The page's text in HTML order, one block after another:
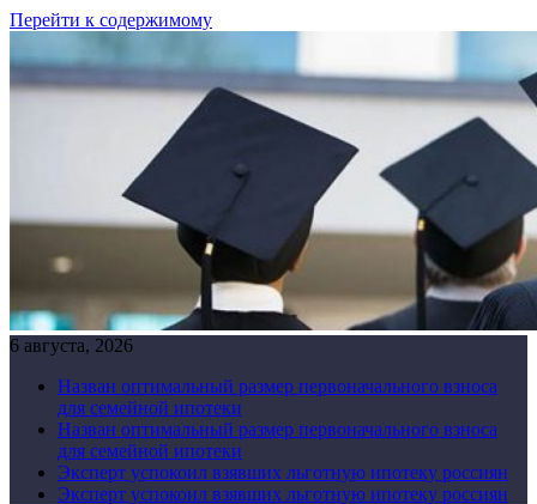
Перейти к содержимому
6 августа, 2026
Назван оптимальный размер первоначального взноса
для семейной ипотеки
Назван оптимальный размер первоначального взноса
для семейной ипотеки
Эксперт успокоил взявших льготную ипотеку россиян
Эксперт успокоил взявших льготную ипотеку россиян